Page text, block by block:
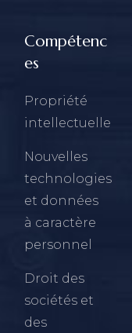
Compétenc
es
Propriété
intellectuelle
Nouvelles
technologies
et données
à caractère
personnel
Droit des
sociétés et
des